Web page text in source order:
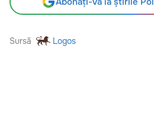
Sursă Logos